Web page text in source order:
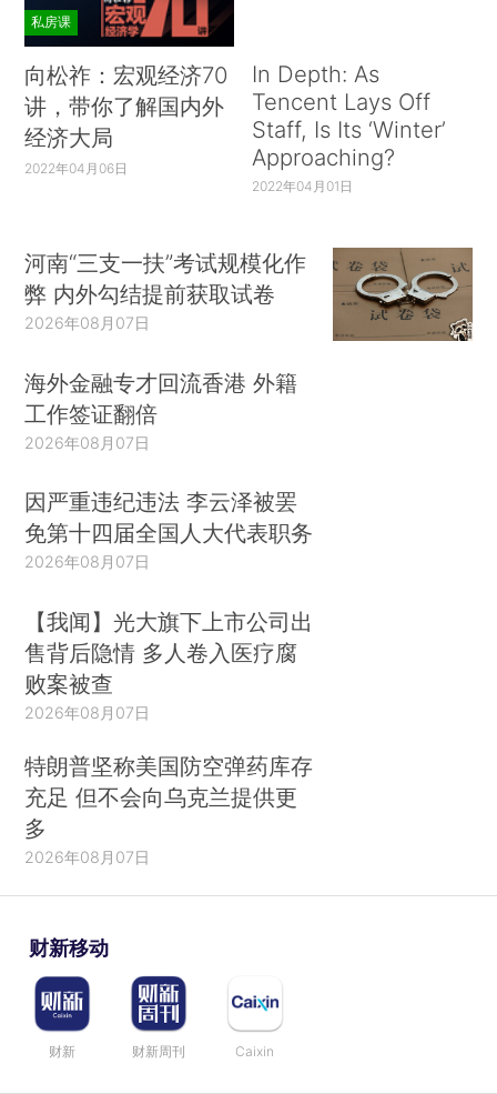
私房课
向松祚：宏观经济70
讲，带你了解国内外
经济大局
2022年04月06日
In Depth: As
Tencent Lays Off
Staff, Is Its ‘Winter’
Approaching?
2022年04月01日
河南“三支一扶”考试规模化作
弊 内外勾结提前获取试卷
2026年08月07日
海外金融专才回流香港 外籍
工作签证翻倍
2026年08月07日
因严重违纪违法 李云泽被罢
免第十四届全国人大代表职务
2026年08月07日
【我闻】光大旗下上市公司出
售背后隐情 多人卷入医疗腐
败案被查
2026年08月07日
特朗普坚称美国防空弹药库存
充足 但不会向乌克兰提供更
多
2026年08月07日
财新移动
财新 财新周刊 Caixin